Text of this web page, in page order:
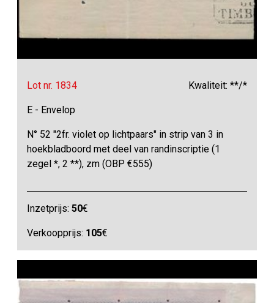
Lot nr. 1834 Kwaliteit: **/*
E - Envelop
N° 52 "2fr. violet op lichtpaars" in strip van 3 in
hoekbladboord met deel van randinscriptie (1
zegel *, 2 **), zm (OBP €555)
Inzetprijs:50€
Verkoopprijs: 105€